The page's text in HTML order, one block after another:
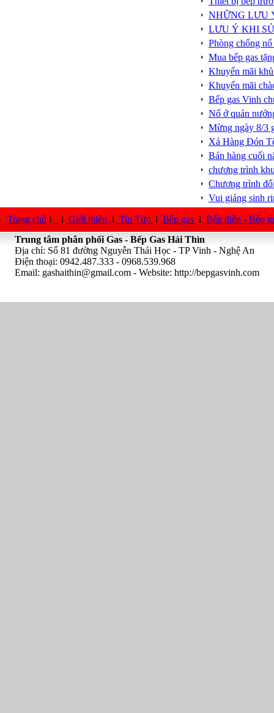
NHỮNG LƯU
LƯU Ý KHI
Phòng chống
Mua bếp gas
Khuyến mãi
Khuyến mãi
Bếp gas Vinh
Nổ ở quán
Mừng ngày 8/3
Xả Hàng Đón
Bán hàng cuối
chương trình
Chương trình
Vui giáng sinh
Trang chủ l l Giới thiệu l Tin Tức l Bếp gas l Bếp điện - Bếp
Trung tâm phân phối Gas - Bếp Gas Hải Thìn
Địa chỉ: Số 81 đường Nguyễn Thái Học - TP Vinh - Nghệ An
Điện thoại: 0942.487.333 - 0968.539.968
Email: gashaithin@gmail.com - Website: http://bepgasvinh.com